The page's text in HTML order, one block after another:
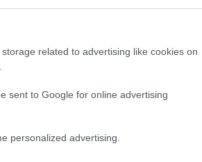
related to advertising like cookies on
sent to Google for online advertising
personalized advertising.
e le tue foto